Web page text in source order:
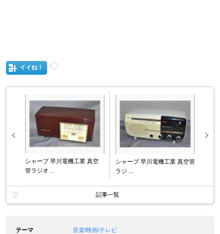
イイね！
シャープ 早川電機工業 真空
管ラジオ ...
シャープ 早川電機工業 真空管
ラジ ...
記事一覧
テーマ
音楽/映画/テレビ